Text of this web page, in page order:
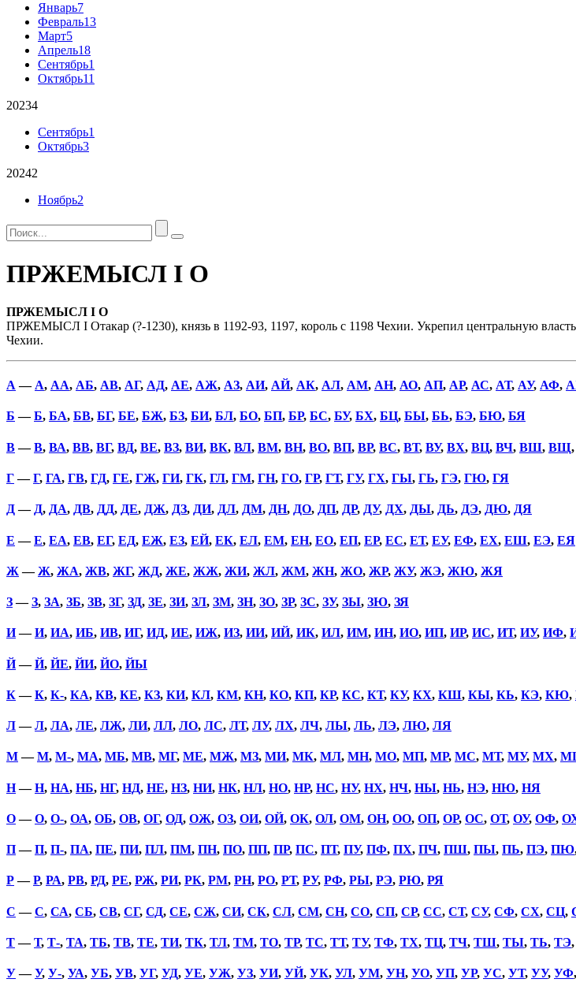
Январь7
Февраль13
Март5
Апрель18
Сентябрь1
Октябрь11
20234
Сентябрь1
Октябрь3
20242
Ноябрь2
ПРЖЕМЫСЛ I О
ПРЖЕМЫСЛ I О
ПРЖЕМЫСЛ I Отакар (?-1230), князь в 1192-93, 1197, король с 1198 Чехии. Укрепил центральную
Чехии.
А — А, АА, АБ, АВ, АГ, АД, АЕ, АЖ, АЗ, АИ, АЙ, АК, АЛ, АМ, АН, АО, АП, АР, АС, АТ, АУ, АФ,
Б —Б, БА, БВ, БГ, БЕ, БЖ, БЗ, БИ, БЛ, БО, БП, БР, БС, БУ, БХ, БЦ, БЫ, БЬ, БЭ, БЮ, БЯ
В—В, ВА, ВВ, ВГ, ВД, ВЕ, ВЗ, ВИ, ВК, ВЛ, ВМ, ВН, ВО, ВП, ВР, ВС, ВТ, ВУ, ВХ, ВЦ, ВЧ, ВШ, ВЩ,
Г—Г, ГА, ГВ, ГД, ГЕ, ГЖ, ГИ, ГК, ГЛ, ГМ, ГН, ГО, ГР, ГТ, ГУ, ГХ, ГЫ, ГЬ, ГЭ, ГЮ, ГЯ
Д— Д, ДА, ДВ, ДД, ДЕ, ДЖ, ДЗ, ДИ, ДЛ, ДМ, ДН, ДО, ДП, ДР, ДУ, ДХ, ДЫ, ДЬ, ДЭ, ДЮ, ДЯ
Е —Е, ЕА, ЕВ, ЕГ, ЕД, ЕЖ, ЕЗ, ЕЙ, ЕК, ЕЛ, ЕМ, ЕН, ЕО, ЕП, ЕР, ЕС, ЕТ, ЕУ, ЕФ, ЕХ, ЕШ, ЕЭ, ЕЯ
Ж —Ж, ЖА, ЖВ, ЖГ, ЖД, ЖЕ, ЖЖ, ЖИ, ЖЛ, ЖМ, ЖН, ЖО, ЖР, ЖУ, ЖЭ, ЖЮ, ЖЯ
З—З, ЗА, ЗБ, ЗВ, ЗГ, ЗД, ЗЕ, ЗИ, ЗЛ, ЗМ, ЗН, ЗО, ЗР, ЗС, ЗУ, ЗЫ, ЗЮ, ЗЯ
И—И, ИА, ИБ, ИВ, ИГ, ИД, ИЕ, ИЖ, ИЗ, ИИ, ИЙ, ИК, ИЛ, ИМ, ИН, ИО, ИП, ИР, ИС, ИТ, ИУ, ИФ,
Й—Й, ЙЕ, ЙИ, ЙО, ЙЫ
К—К, К-, КА, КВ, КЕ, КЗ, КИ, КЛ, КМ, КН, КО, КП, КР, КС, КТ, КУ, КХ, КШ, КЫ, КЬ, КЭ, КЮ,
Л—Л, ЛА, ЛЕ, ЛЖ, ЛИ, ЛЛ, ЛО, ЛС, ЛТ, ЛУ, ЛХ, ЛЧ, ЛЫ, ЛЬ, ЛЭ, ЛЮ, ЛЯ
М—М, М-, МА, МБ, МВ, МГ, МЕ, МЖ, МЗ, МИ, МК, МЛ, МН, МО, МП, МР, МС, МТ, МУ, МХ,
Н—Н, НА, НБ, НГ, НД, НЕ, НЗ, НИ, НК, НЛ, НО, НР, НС, НУ, НХ, НЧ, НЫ, НЬ, НЭ, НЮ, НЯ
О—О, О-, ОА, ОБ, ОВ, ОГ, ОД, ОЖ, ОЗ, ОИ, ОЙ, ОК, ОЛ, ОМ, ОН, ОО, ОП, ОР, ОС, ОТ, ОУ, ОФ,
П—П, П-, ПА, ПЕ, ПИ, ПЛ, ПМ, ПН, ПО, ПП, ПР, ПС, ПТ, ПУ, ПФ, ПХ, ПЧ, ПШ, ПЫ, ПЬ, ПЭ, ПЮ
Р—Р, РА, РВ, РД, РЕ, РЖ, РИ, РК, РМ, РН, РО, РТ, РУ, РФ, РЫ, РЭ, РЮ, РЯ
С —С, СА, СБ, СВ, СГ, СД, СЕ, СЖ, СИ, СК, СЛ, СМ, СН, СО, СП, СР, СС, СТ, СУ, СФ, СХ, СЦ,
Т—Т, Т-, ТА, ТБ, ТВ, ТЕ, ТИ, ТК, ТЛ, ТМ, ТО, ТР, ТС, ТТ, ТУ, ТФ, ТХ, ТЦ, ТЧ, ТШ, ТЫ, ТЬ, ТЭ,
У—У, У-, УА, УБ, УВ, УГ, УД, УЕ, УЖ, УЗ, УИ, УЙ, УК, УЛ, УМ, УН, УО, УП, УР, УС, УТ, УУ, УФ,